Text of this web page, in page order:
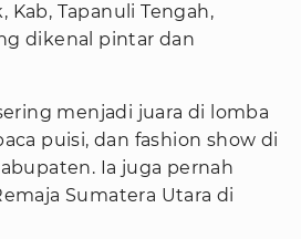
Kab, Tapanuli Tengah,
dikenal pintar dan
menjadi juara di lomba
puisi, dan fashion show di
Ia juga pernah
Sumatera Utara di